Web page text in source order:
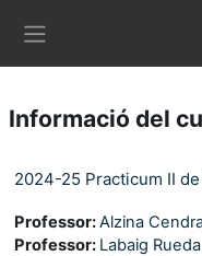
Informació del
2024-25 Practicum II
Professor:Alzina
Professor: Labaig